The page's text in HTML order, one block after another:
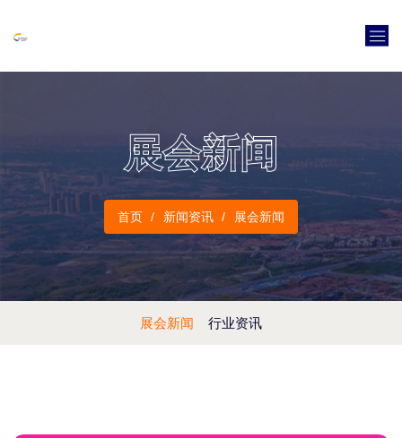
展会新闻
首页 新闻资讯 展会新闻
展会新闻 行业资讯